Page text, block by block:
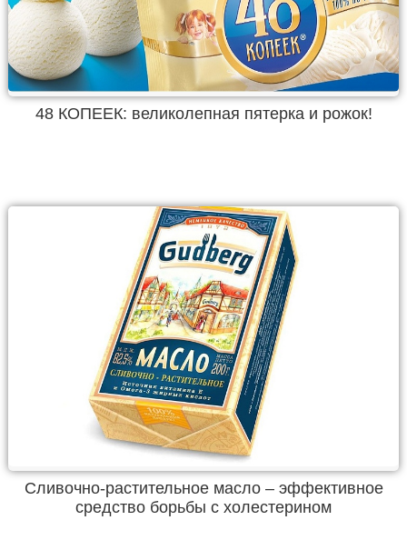
48 КОПЕЕК: великолепная пятерка и рожок!
Сливочно-растительное масло – эффективное
средство борьбы с холестерином